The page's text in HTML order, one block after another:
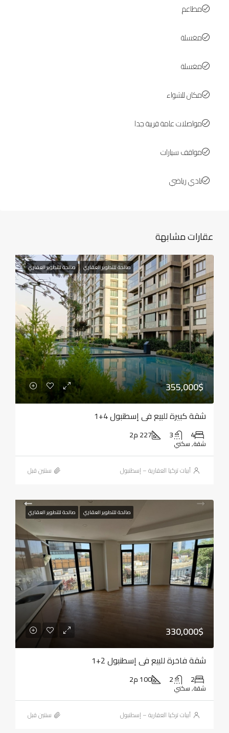
مطاعم
مغسلة
مغسلة
مكان للشواء
مواصلات عامة قريبة جدا
مواقف سيارات
نادي رياضي
عقارات مشابهة
صالحة للتطوير العقاري صالحة للتطوير العقاري
355,000$
شقة كبيرة للبيع في إسطنبول 4+1
4
3 227 م2
شقة, سكني
أبيات تركيا العقارية – إسطنبول ‏سنتين قبل
صالحة للتطوير العقاري صالحة للتطوير العقاري
330,000$
شقة فاخرة للبيع في إسطنبول 2+1
2
2 100 م2
شقة, سكني
أبيات تركيا العقارية – إسطنبول ‏سنتين قبل